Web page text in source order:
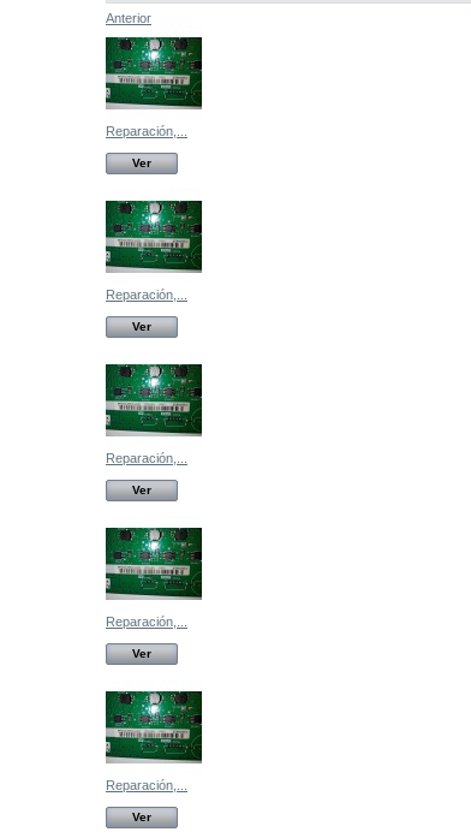
Anterior
Reparación,...
Ver
Reparación,...
Ver
Reparación,...
Ver
Reparación,...
Ver
Reparación,...
Ver